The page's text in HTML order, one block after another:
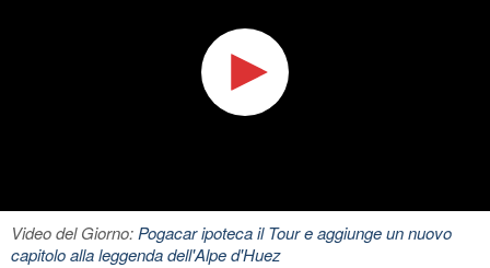
Video del Giorno:Pogacar ipoteca il Tour e aggiunge un nuovo
capitolo alla leggenda dell'Alpe d'Huez